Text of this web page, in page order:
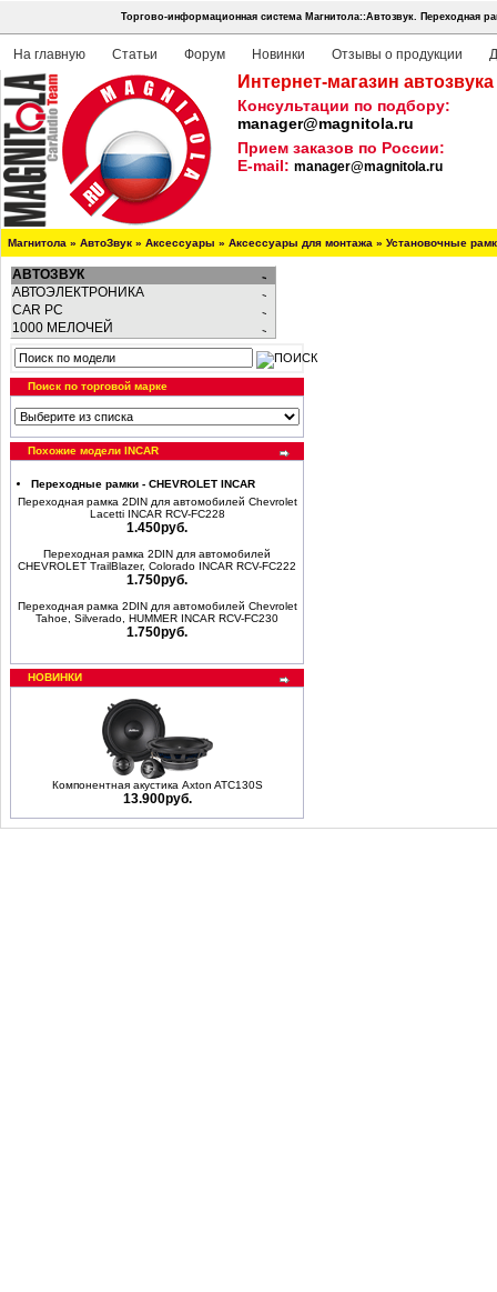
Торгово-информационная система Магнитола::Автозвук. Переходная
На главную Статьи Форум Новинки Отзывы о продукции
Интернет-магазин
Консультации по подбору:
manager@magnitola.ru
Прием заказов по России:
E-mail: manager@magnitola.ru
Магнитола » АвтоЗвук » Аксессуары » Аксессуары для монтажа » Установочные
АВТОЗВУК
АВТОЭЛЕКТРОНИКА
CAR PC
1000 МЕЛОЧЕЙ
Поиск по торговой марке
Похожие модели INCAR
Переходные рамки - CHEVROLET INCAR
Переходная рамка 2DIN для автомобилей Chevrolet
Lacetti INCAR RCV-FC228
1.450руб.
Переходная рамка 2DIN для автомобилей
CHEVROLET TrailBlazer, Colorado INCAR RCV-FC222
1.750руб.
Переходная рамка 2DIN для автомобилей Chevrolet
Tahoe, Silverado, HUMMER INCAR RCV-FC230
1.750руб.
НОВИНКИ
Компонентная акустика Axton ATC130S
13.900руб.